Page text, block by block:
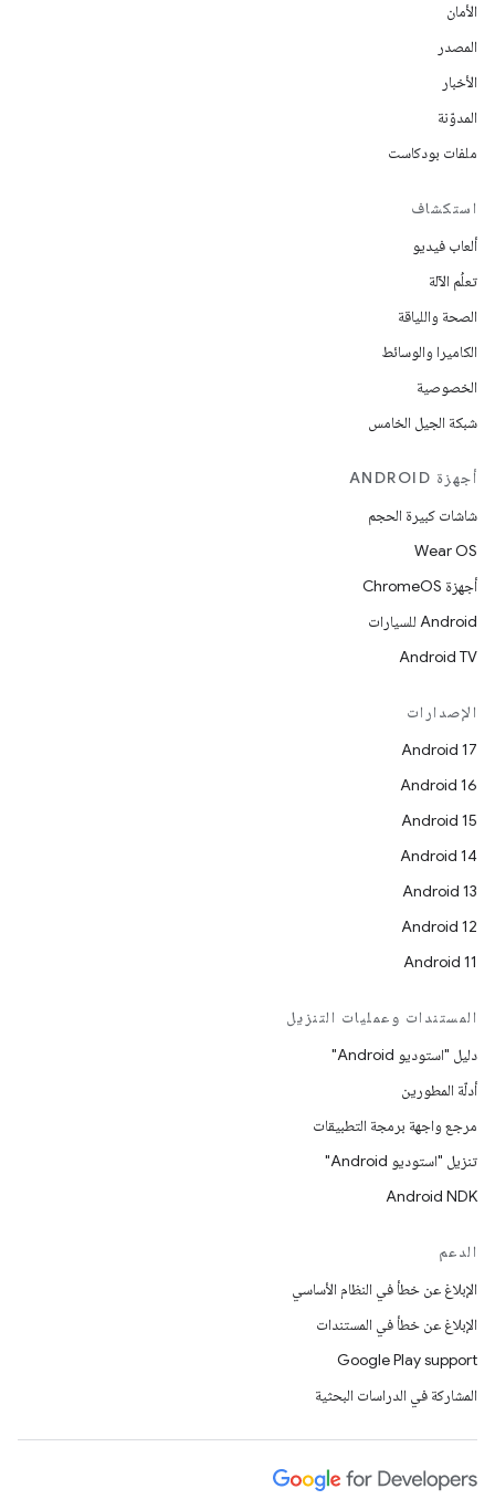
الأمان
المصدر
الأخبار
المدوّنة
ملفات بودكاست
استكشاف
ألعاب فيديو
تعلُم الآلة
الصحة واللياقة
الكاميرا والوسائط
الخصوصية
شبكة الجيل الخامس
أجهزة ANDROID
شاشات كبيرة الحجم
Wear OS
أجهزة ChromeOS
Android للسيارات
Android TV
الإصدارات
Android 17
Android 16
Android 15
Android 14
Android 13
Android 12
Android 11
المستندات وعمليات التنزيل
دليل "استوديو Android"
أدلّة المطورين
مرجع واجهة برمجة التطبيقات
تنزيل "استوديو Android"
Android NDK
الدعم
الإبلاغ عن خطأ في النظام الأساسي
الإبلاغ عن خطأ في المستندات
Google Play support
المشاركة في الدراسات البحثية